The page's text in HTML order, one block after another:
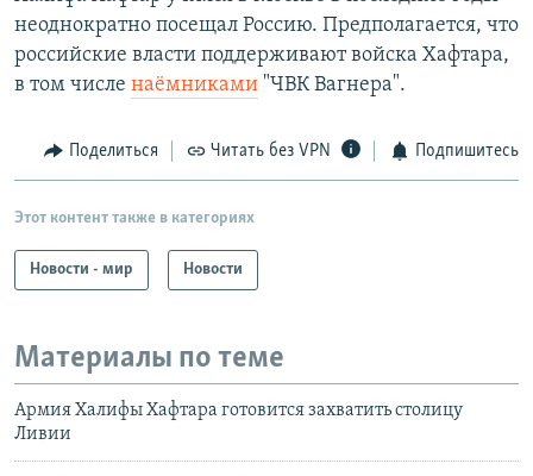
неоднократно посещал Россию. Предполагается, что
российские власти поддерживают войска Хафтара,
в том числе наёмниками "ЧВК Вагнера".
Поделиться Читать без VPN Подпишитесь
Этот контент также в категориях
Новости - мир Новости
Материалы по теме
Армия Халифы Хафтара готовится захватить столицу
Ливии